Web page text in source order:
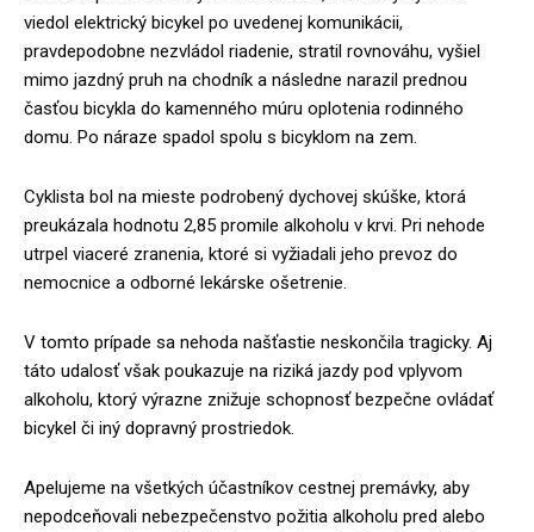
viedol elektrický bicykel po uvedenej komunikácii,
pravdepodobne nezvládol riadenie, stratil rovnováhu, vyšiel
mimo jazdný pruh na chodník a následne narazil prednou
časťou bicykla do kamenného múru oplotenia rodinného
domu. Po náraze spadol spolu s bicyklom na zem.
Cyklista bol na mieste podrobený dychovej skúške, ktorá
preukázala hodnotu 2,85 promile alkoholu v krvi. Pri nehode
utrpel viaceré zranenia, ktoré si vyžiadali jeho prevoz do
nemocnice a odborné lekárske ošetrenie.
V tomto prípade sa nehoda našťastie neskončila tragicky. Aj
táto udalosť však poukazuje na riziká jazdy pod vplyvom
alkoholu, ktorý výrazne znižuje schopnosť bezpečne ovládať
bicykel či iný dopravný prostriedok.
Apelujeme na všetkých účastníkov cestnej premávky, aby
nepodceňovali nebezpečenstvo požitia alkoholu pred alebo